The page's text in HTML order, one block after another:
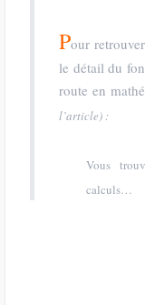
Pour
le détail du
route en
l’article) :
Vous
calculs…